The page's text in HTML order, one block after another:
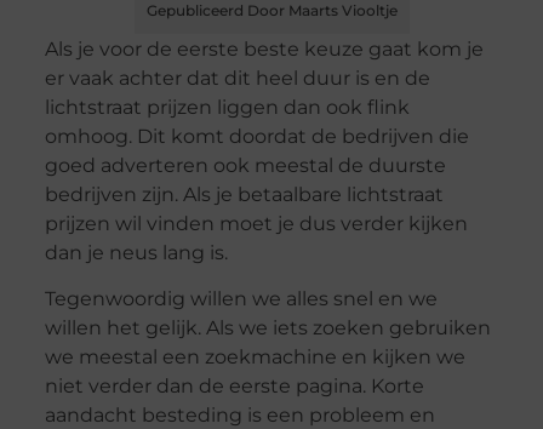
Gepubliceerd Door Maarts Viooltje
Als je voor de eerste beste keuze gaat kom je
er vaak achter dat dit heel duur is en de
lichtstraat prijzen liggen dan ook flink
omhoog. Dit komt doordat de bedrijven die
goed adverteren ook meestal de duurste
bedrijven zijn. Als je betaalbare lichtstraat
prijzen wil vinden moet je dus verder kijken
dan je neus lang is.
Tegenwoordig willen we alles snel en we
willen het gelijk. Als we iets zoeken gebruiken
we meestal een zoekmachine en kijken we
niet verder dan de eerste pagina. Korte
aandacht besteding is een probleem en